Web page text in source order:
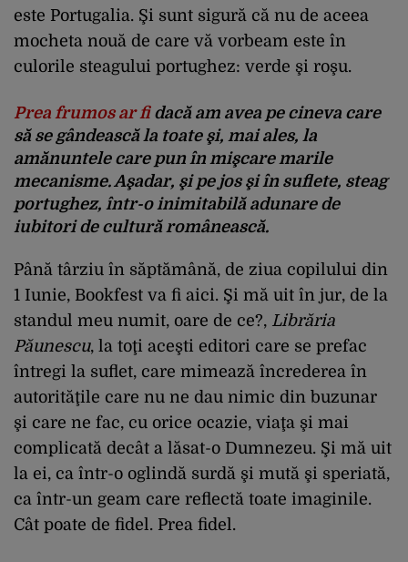
este Portugalia. Şi sunt sigură că nu de aceea
mocheta nouă de care vă vorbeam este în
culorile steagului portughez: verde şi roşu.
Prea frumos ar fidacă am avea pe cineva care
să se gândească la toate şi, mai ales, la
amănuntele care pun în mişcare marile
mecanisme. Aşadar, şi pe jos şi în suflete, steag
portughez, într-o inimitabilă adunare de
iubitori de cultură românească.
Până târziu în săptămână, de ziua copilului din
1 Iunie, Bookfest va fi aici. Şi mă uit în jur, de la
standul meu numit, oare de ce?, Librăria
Păunescu, la toţi aceşti editori care se prefac
întregi la suflet, care mimează încrederea în
autorităţile care nu ne dau nimic din buzunar
şi care ne fac, cu orice ocazie, viaţa şi mai
complicată decât a lăsat-o Dumnezeu. Şi mă uit
la ei, ca într-o oglindă surdă şi mută şi speriată,
ca într-un geam care reflectă toate imaginile.
Cât poate de fidel. Prea fidel.